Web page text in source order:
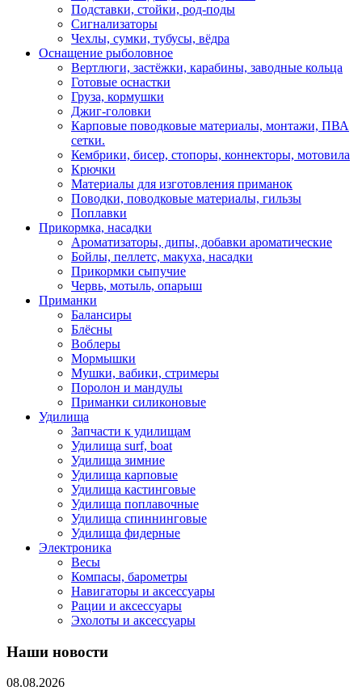
Подставки, стойки, род-поды
Сигнализаторы
Чехлы, сумки, тубусы, вёдра
Оснащение рыболовное
Вертлюги, застёжки, карабины, заводные кольца
Готовые оснастки
Груза, кормушки
Джиг-головки
Карповые поводковые материалы, монтажи, ПВА
сетки.
Кембрики, бисер, стопоры, коннекторы, мотовила
Крючки
Материалы для изготовления приманок
Поводки, поводковые материалы, гильзы
Поплавки
Прикормка, насадки
Ароматизаторы, дипы, добавки ароматические
Бойлы, пеллетс, макуха, насадки
Прикормки сыпучие
Червь, мотыль, опарыш
Приманки
Балансиры
Блёсны
Воблеры
Мормышки
Мушки, вабики, стримеры
Поролон и мандулы
Приманки силиконовые
Удилища
Запчасти к удилищам
Удилища surf, boat
Удилища зимние
Удилища карповые
Удилища кастинговые
Удилища поплавочные
Удилища спиннинговые
Удилища фидерные
Электроника
Весы
Компасы, барометры
Навигаторы и аксессуары
Рации и аксессуары
Эхолоты и аксессуары
Наши новости
08.08.2026